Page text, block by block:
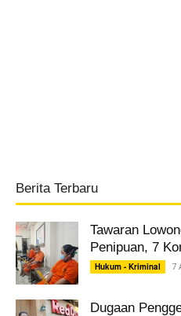
Berita Terbaru
Tawaran
Penipuan, 7
Hukum - Kriminal 7
Dugaan